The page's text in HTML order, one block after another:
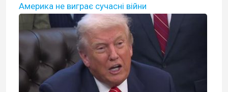
Америка не виграє сучасні війни